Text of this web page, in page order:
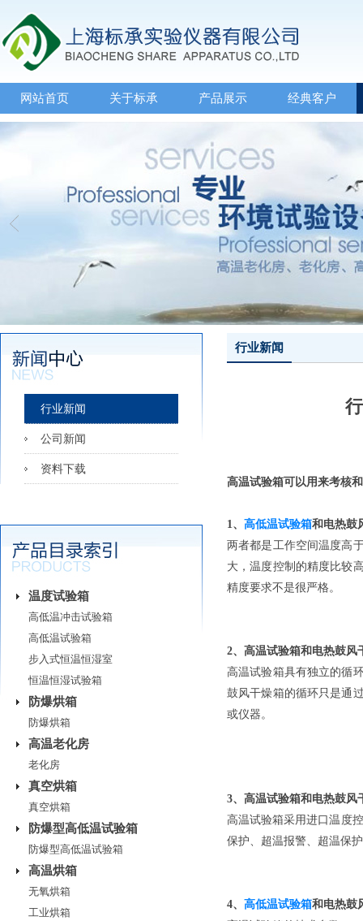
网站首页 关于标承 产品展示 经典客户
行业新闻
公司新闻
资料下载
温度试验箱
高低温冲击试验箱
高低温试验箱
步入式恒温恒湿室
恒温恒湿试验箱
防爆烘箱
防爆烘箱
高温老化房
老化房
真空烘箱
真空烘箱
防爆型高低温试验箱
防爆型高低温试验箱
高温烘箱
无氧烘箱
工业烘箱
行业新闻
高温试验箱可以用来考核
1、 高低温试验箱和电热鼓
两者都是工作空间温度高
大，温度控制的精度比较
精度要求不是很严格。
2、高温试验箱和电热鼓风
高温试验箱具有独立的循
鼓风干燥箱的循环只是通
或仪器。
3、高温试验箱和电热鼓风
高温试验箱采用进口温度
保护、超温报警、超温保
4、 高低温试验箱和电热鼓